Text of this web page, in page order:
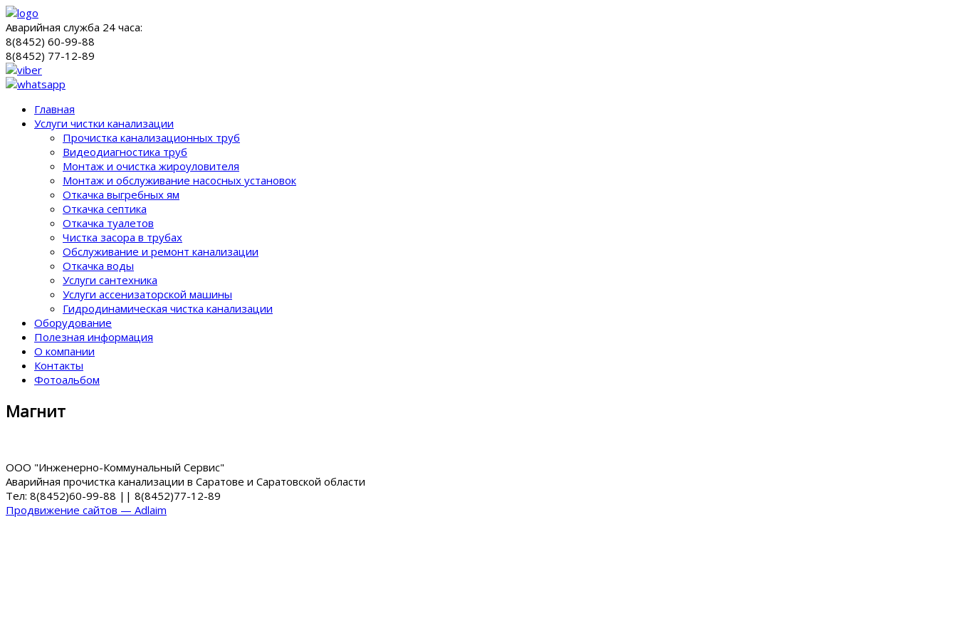
Аварийная служба 24 часа:
8(8452) 60-99-88
8(8452) 77-12-89
Главная
Услуги чистки канализации
Прочистка канализационных труб
Видеодиагностика труб
Монтаж и очистка жироуловителя
Монтаж и обслуживание насосных установок
Откачка выгребных ям
Откачка септика
Откачка туалетов
Чистка засора в трубах
Обслуживание и ремонт канализации
Откачка воды
Услуги сантехника
Услуги ассенизаторской машины
Гидродинамическая чистка канализации
Оборудование
Полезная информация
О компании
Контакты
Фотоальбом
Магнит
ООО "Инженерно-Коммунальный Сервис"
Аварийная прочистка канализации в Саратове и Саратовской области
Тел: 8(8452)60-99-88 || 8(8452)77-12-89
Продвижение сайтов — Adlaim